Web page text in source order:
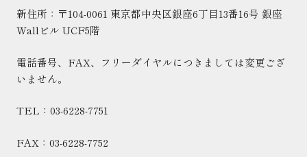
新住所 ：〒104‐0061 東京都中央区銀座6丁目13番16号 銀座
Wallビル UCF5階
電話番号、 FAX、フリーダイヤルにつきましては変更ござ
いません。
TEL ： 03‐6228‐7751
FAX ： 03‐6228‐7752